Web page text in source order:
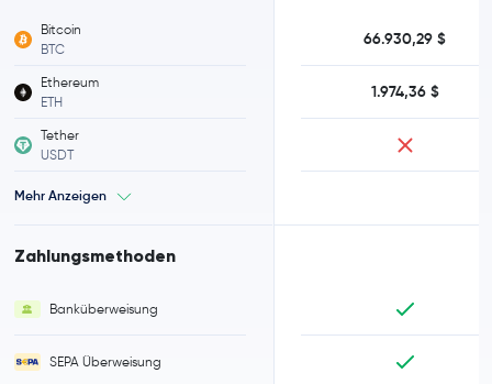
Bitcoin
BTC
Ethereum
ETH
Tether
USDT
Mehr Anzeigen
Zahlungsmethoden
Banküberweisung
SEPA Überweisung
66.930,29 $
1.974,36 $